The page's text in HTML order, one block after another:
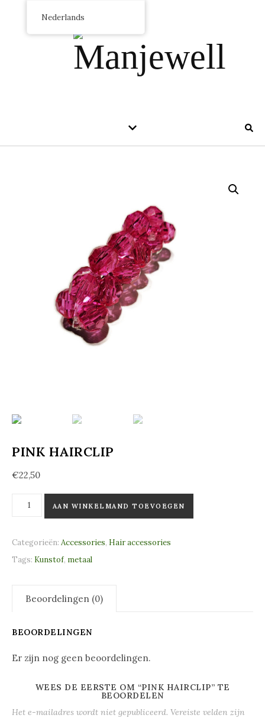
PINK HAIRCLIP
€22,50
Pink Hairclip aantalAAN WINKELMAND TOEVOEGEN
Categorieën: Accessories, Hair accessories
Tags: Kunstof, metaal
Beoordelingen (0)
BEOORDELINGEN
Er zijn nog geen beoordelingen.
WEES DE EERSTE OM “PINK HAIRCLIP” TE
BEOORDELEN
Het e-mailadres wordt niet gepubliceerd. Vereiste velden zijn
Nederlands